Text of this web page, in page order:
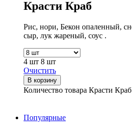
Красти Краб
Рис, нори, Бекон опаленный,
сыр, лук жареный, соус .
4 шт 8 шт
Очистить
В корзину
Количество товара Красти Краб
Популярные